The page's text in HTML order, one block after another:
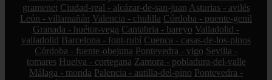
gramenet Ciudad-real - alcázar-de-san-juan Asturias - avilés
León - villamañán Valencia - chulilla Córdoba - puente-genil
Granada - huétor-vega Cantabria - bareyo Valladolid -
valladolid Barcelona - font-rubí Cuenca - casas-de-los-pinos
Córdoba - fuente-obejuna Pontevedra - vigo Sevilla -
tomares Huelva - cortegana Zamora - pobladura-del-valle
Málaga - monda Palencia - autilla-del-pino Pontevedra -